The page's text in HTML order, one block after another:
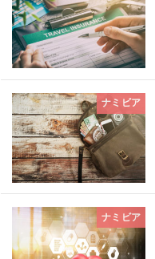
ナミビア
ナミビア